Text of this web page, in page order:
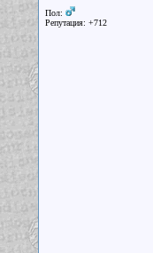
Пол:
Репутация: +712